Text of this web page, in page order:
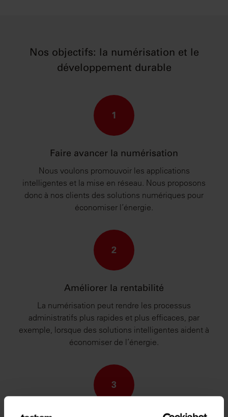
Nos objectifs: la numérisation et le
développement durable
1
Faire avancer la numérisation
Nous voulons promouvoir les applications
intelligentes et la mise en réseau. Nous proposons
donc à nos clients des solutions numériques pour
économiser l’énergie.
2
Améliorer la rentabilité
La numérisation peut rendre les processus
administratifs plus rapides et plus efficaces, par
exemple, lorsque des solutions intelligentes aident à
économiser de l’énergie.
3